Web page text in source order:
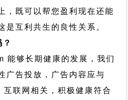
，既可以帮您盈利现在还能
是互利共生的良性关系。
能够长期健康的发展，我们
广告投放，广告内容应与
联网相关，积极健康符合